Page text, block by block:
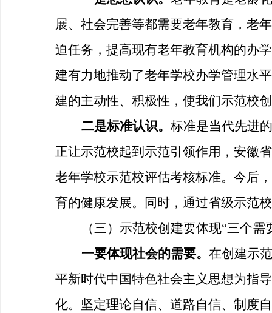
展、社会完善等都需要老年教育，老
迫任务，提高现有老年教育机构的办
建有力地推动了老年学校办学管理水
建的主动性、积极性，使我们示范校
二是标准认识。 标准是当代先进
正让示范校起到示范引领作用，安徽
老年学校示范校评估考核标准。今后
育的健康发展。同时，通过省级示范
（三）示范校创建要体现“三个需
一要体现社会的需要。 在创建示
平新时代中国特色社会主义思想为指
化。坚定理论自信、道路自信、制度